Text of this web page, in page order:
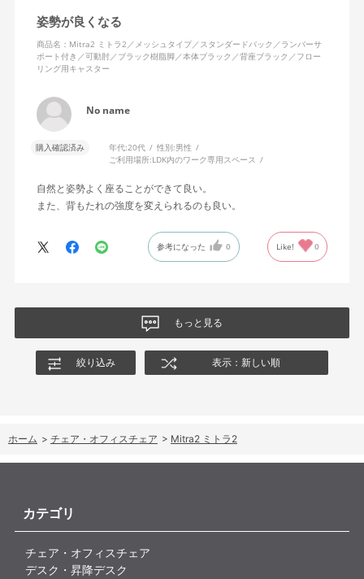
姿勢が良くなる
商品名：Mitra2 ミトラ2／メッシュタイプ／スタンダードバック／ランバーサ
ポート付き／可動肘／ブラック樹脂脚／本体ブラック／背座ブラック／フロー
リング用キャスター
No name
購入確認済み 年代:20代 性別:男性
ご利用場所:LDK内のワーク専用スペース
自然と姿勢よく座ることができて良い。
また、背もたれの強度を変えられるのも良い。
参考になった 0 Like! 0
もっと見る
絞り込み 表示：新しい順
ホーム > チェア・オフィスチェア > Mitra2 ミトラ2
カテゴリ
チェア・オフィスチェア
デスク・昇降デスク